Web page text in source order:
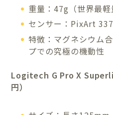
重量：47g（世界最軽
センサー：PixArt
特徴：マグネシウム
プでの究極の機動性
Logitech G Pro X
円）